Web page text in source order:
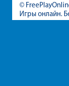
©
Игры онлайн.
игры для